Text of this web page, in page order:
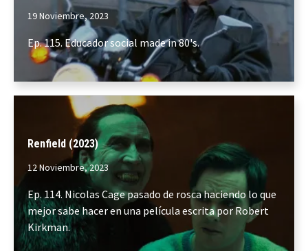
19 Noviembre, 2023
Ep. 115. Educador social made in 80's.
Renfield (2023)
12 Noviembre, 2023
Ep. 114. Nicolas Cage pasado de rosca haciendo lo que
mejor sabe hacer en una película escrita por Robert
Kirkman.